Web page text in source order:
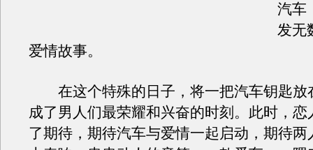
汽车
发无
爱情故事。
在这个特殊的日子，将一把汽车钥匙放
成了男人们最荣耀和兴奋的时刻。此时，恋
了期待，期待汽车与爱情一起启动，期待两